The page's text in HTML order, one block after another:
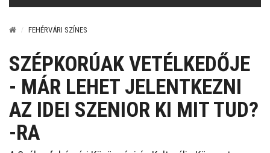
FEHÉRVÁRI SZÍNES
SZÉPKORÚAK VETÉLKEDŐJE
- MÁR LEHET JELENTKEZNI
AZ IDEI SZENIOR KI MIT TUD?
-RA